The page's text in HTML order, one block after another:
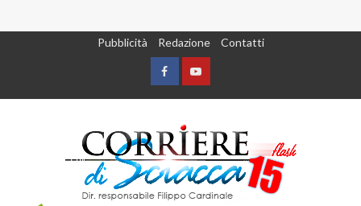
Pubblicità Redazione Contatti
FacebookYountube